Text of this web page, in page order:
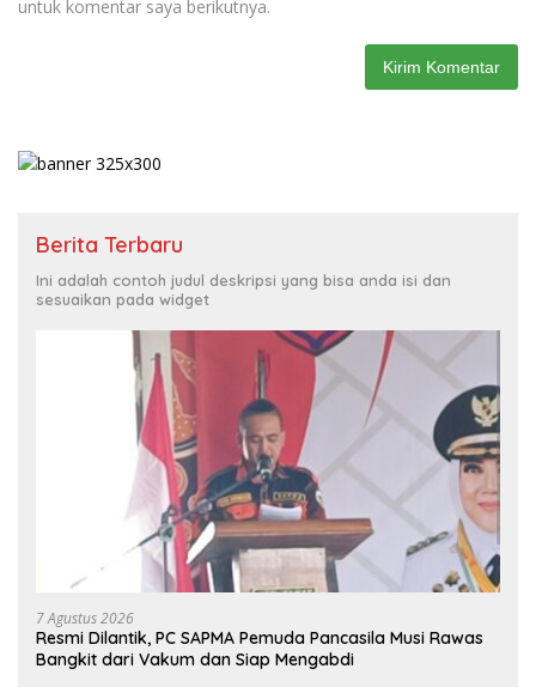
untuk komentar saya berikutnya.
Berita Terbaru
Ini adalah contoh judul deskripsi yang bisa anda isi dan
sesuaikan pada widget
7 Agustus 2026
Resmi Dilantik, PC SAPMA Pemuda Pancasila Musi Rawas
Bangkit dari Vakum dan Siap Mengabdi